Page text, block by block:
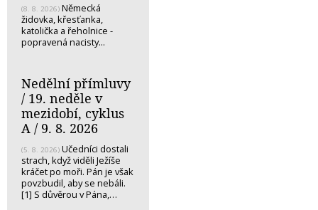
(8. 8. 2026) Německá
židovka, křesťanka,
katolička a řeholnice -
popravená nacisty...
Nedělní přímluvy
/ 19. neděle v
mezidobí, cyklus
A / 9. 8. 2026
(5. 8. 2026) Učedníci dostali
strach, když viděli Ježíše
kráčet po moři. Pán je však
povzbudil, aby se nebáli.
[1] S důvěrou v Pána,…